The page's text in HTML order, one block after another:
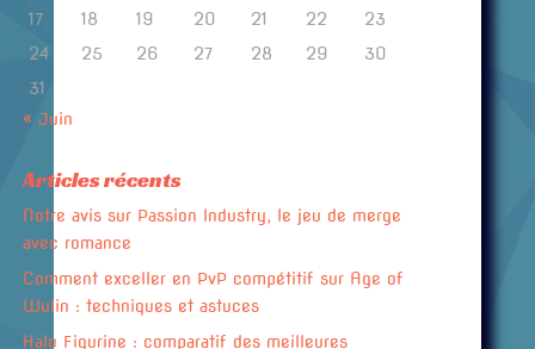
17
18 19 20 21 22
23
24
25 26 27 28 29
30
31
« Juin
Articles récents
Notre avis sur Passion Industry, le jeu de merge
avec romance
Comment exceller en PvP compétitif sur Age of
Wulin : techniques et astuces
Halo Figurine : comparatif des meilleures